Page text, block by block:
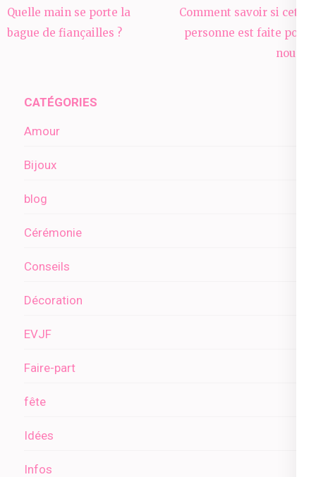
Navigation
de
Quelle main se porte la
bague de fiançailles ?
Comment savoir si cette
personne est faite pour
nous ?
CATÉGORIES
Amour
Bijoux
blog
Cérémonie
Conseils
Décoration
EVJF
Faire-part
fête
Idées
Infos